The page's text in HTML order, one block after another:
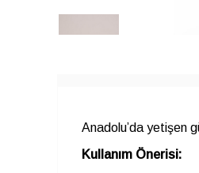
Anadolu’da yetişen
Kullanım Önerisi: